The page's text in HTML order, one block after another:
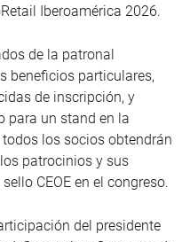
Iberoamérica 2026.
de la patronal
beneficios particulares,
de inscripción, y
para un stand en la
los socios obtendrán
patrocinios y sus
CEOE en el congreso.
del presidente